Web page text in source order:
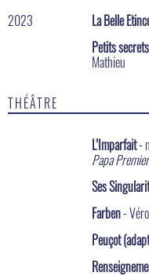
2023 La Belle
Petits
Mathieu
THÉÂTRE
L’Imparfait-
Papa
Ses
Farben-
Peuçot